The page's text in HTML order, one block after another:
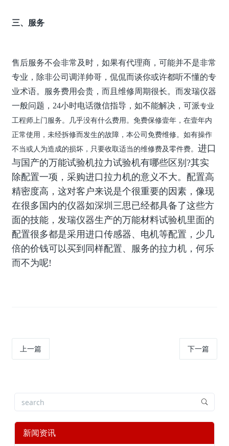
三、服务
售后服务不会非常及时，如果有代理商，可能并不是非常
专业，除非公司调洋帅哥，侃侃而谈你或许都听不懂的专
业术语。服务费用会贵，而且维修周期很长。而发瑞仪器
一般问题，24小时电话微信指导，如不能解决，可派专业
工程师上门服务。几乎没有什么费用。免费保修壹年，在壹年内
正常使用，未经拆修而发生的故障，本公司免费维修。如有操作
不当或人为造成的损坏，只要收取适当的维修费及零件费。进口
与国产的万能试验机拉力试验机有哪些区别?其实
除配置一项，采购进口拉力机的意义不大。配置高
精密度高，这对客户来说是个很重要的因素，像现
在很多国内的仪器如深圳三思已经都具备了这些方
面的技能，发瑞仪器生产的万能材料试验机里面的
配置很多都是采用进口传感器、电机等配置，少几
倍的价钱可以买到同样配置、服务的拉力机，何乐
而不为呢!
上一篇 下一篇
新闻资讯